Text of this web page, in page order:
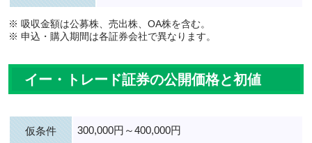
※ 吸収金額は公募株、売出株、OA株を含む。
※ 申込・購入期間は各証券会社で異なります。
イー・トレード証券の公開価格と初値
仮条件 300,000円～400,000円